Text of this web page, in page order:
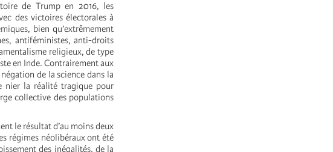
de Trump en 2016, les
des victoires électorales à
bien qu’extrêmement
antiféministes, anti-droits
religieux, de type
en Inde. Contrairement aux
de la science dans la
nier la réalité tragique pour
collective des populations
le résultat d’au moins deux
régimes néolibéraux ont été
des inégalités, de la